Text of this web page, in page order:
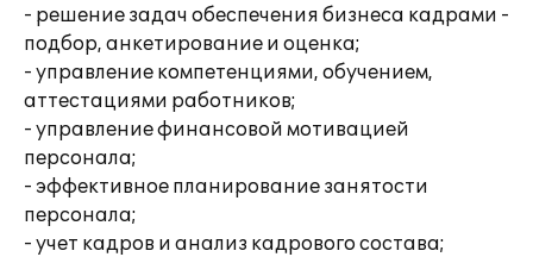
- решение задач обеспечения бизнеса кадрами -
подбор, анкетирование и оценка;
- управление компетенциями, обучением,
аттестациями работников;
- управление финансовой мотивацией
персонала;
- эффективное планирование занятости
персонала;
- учет кадров и анализ кадрового состава;